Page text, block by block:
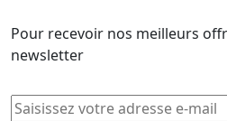
Pour recevoir nos meilleurs
newsletter